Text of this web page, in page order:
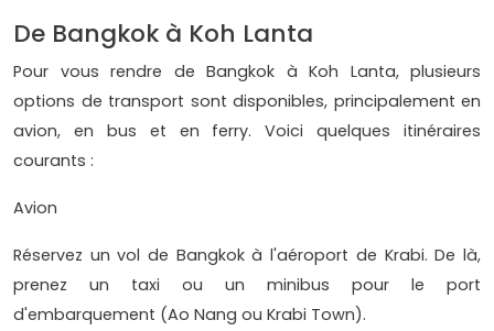
De Bangkok à Koh Lanta
Pour vous rendre de Bangkok à Koh Lanta, plusieurs
options de transport sont disponibles, principalement en
avion, en bus et en ferry. Voici quelques itinéraires
courants :
Avion
Réservez un vol de Bangkok à l'aéroport de Krabi. De là,
prenez un taxi ou un minibus pour le port
d'embarquement (Ao Nang ou Krabi Town).